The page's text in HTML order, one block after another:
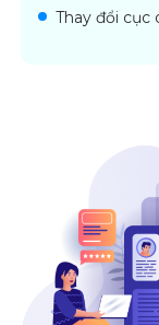
Thay đổi cục